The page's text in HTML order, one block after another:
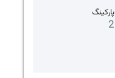
پارکینگ
2